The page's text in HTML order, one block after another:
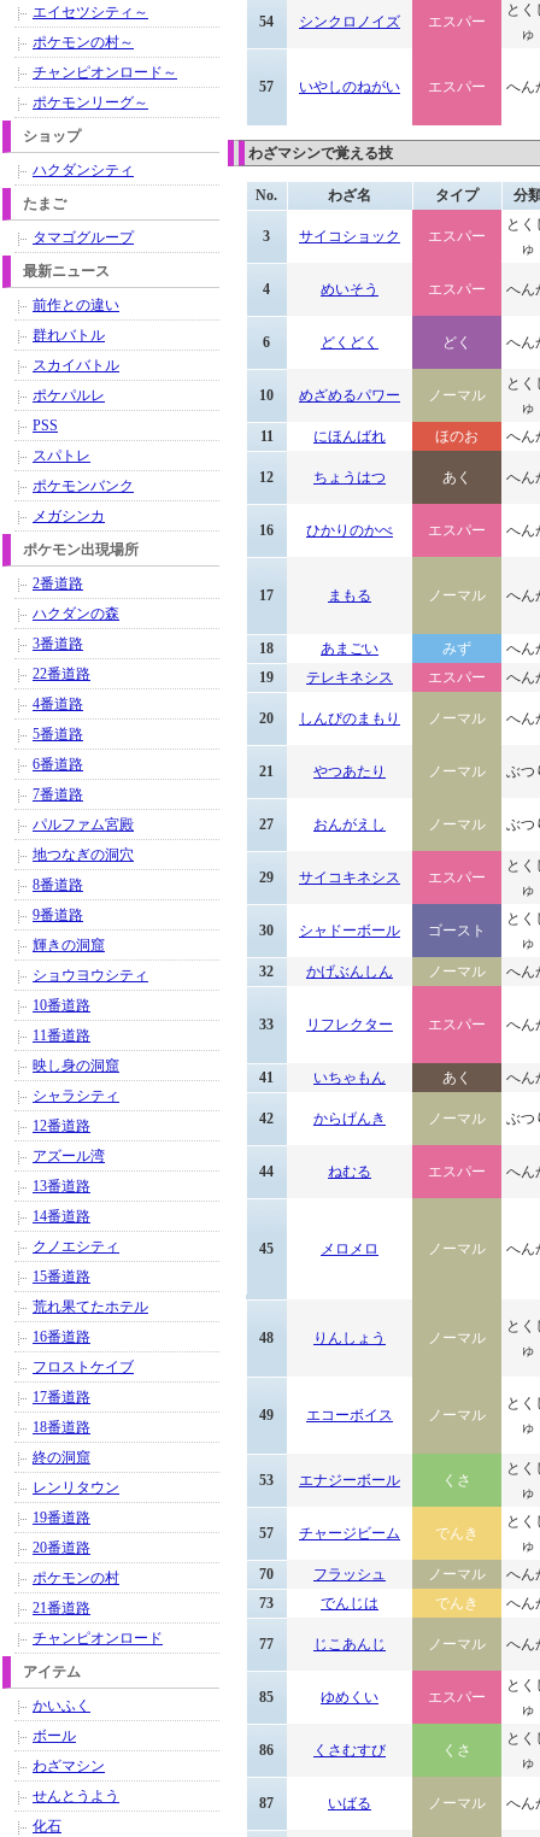
54 シンクロノイズ エスパー
とく
ゅ
57 いやしのねがい エスパー へん
わざマシンで覚える技
No. わざ名 タイプ 分
3 サイコショック エスパー
とく
ゅ
4 めいそう エスパー へん
6 どくどく どく へん
10 めざめるパワー ノーマル
とく
ゅ
11
にほんばれ ほのお へん
12 ちょうはつ あく へん
16 ひかりのかべ エスパー へん
17 まもる ノーマル へん
18 あまごい みず
へん
19
テレキネシス エスパー へん
20 しんぴのまもり ノーマル へん
21 やつあたり ノーマル ぶつ
27 おんがえし ノーマル ぶつ
29 サイコキネシス エスパー
とく
ゅ
30 シャドーボール ゴースト
とく
ゅ
32
かげぶんしん ノーマル へん
33 リフレクター エスパー へん
41 いちゃもん あく へん
42 からげんき ノーマル ぶつ
44 ねむる エスパー へん
45 メロメロ ノーマル へん
48 りんしょう ノーマル
とく
ゅ
49 エコーボイス ノーマル
とく
ゅ
53 エナジーボール くさ
とく
ゅ
57 チャージビーム でんき
とく
ゅ
70
フラッシュ ノーマル
へん
73
でんじは でんき へん
77 じこあんじ ノーマル へん
85 ゆめくい エスパー
とく
ゅ
86 くさむすび くさ
とく
ゅ
87 いばる ノーマル へん
エイセツシティ～
ポケモンの村～
チャンピオンロード～
ポケモンリーグ～
ショップ
ハクダンシティ
たまご
タマゴグループ
最新ニュース
前作との違い
群れバトル
スカイバトル
ポケパルレ
PSS
スパトレ
ポケモンバンク
メガシンカ
ポケモン出現場所
2番道路
ハクダンの森
3番道路
22番道路
4番道路
5番道路
6番道路
7番道路
パルファム宮殿
地つなぎの洞穴
8番道路
9番道路
輝きの洞窟
ショウヨウシティ
10番道路
11番道路
映し身の洞窟
シャラシティ
12番道路
アズール湾
13番道路
14番道路
クノエシティ
15番道路
荒れ果てたホテル
16番道路
フロストケイブ
17番道路
18番道路
終の洞窟
レンリタウン
19番道路
20番道路
ポケモンの村
21番道路
チャンピオンロード
アイテム
かいふく
ボール
わざマシン
せんとうよう
化石